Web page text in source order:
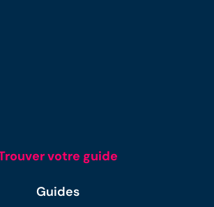
votre guide
Guides